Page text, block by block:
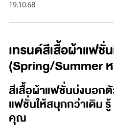
19.10.68
เทรนด์สีเสื้อผ้าแฟชั่
(Spring/Summer
สีเสื้อผ้าแฟชั่นบ่งบอก
แฟชั่นให้สนุกกว่าเดิม
คุณ